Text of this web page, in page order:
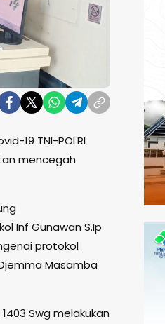
19 TNI-POLRI
mencegah
Inf Gunawan S.Ip
protokol
Masamba
Swg melakukan